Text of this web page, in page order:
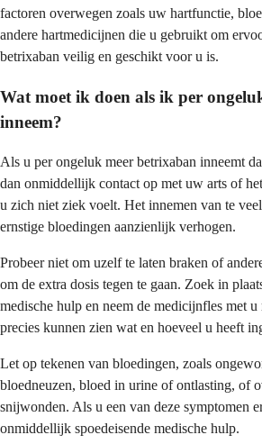
factoren overwegen zoals uw hartfunctie,
andere hartmedicijnen die u gebruikt om
betrixaban veilig en geschikt voor u is.
Wat moet ik doen als ik per
inneem?
Als u per ongeluk meer betrixaban inneemt
dan onmiddellijk contact op met uw arts of
u zich niet ziek voelt. Het innemen van te
ernstige bloedingen aanzienlijk verhogen.
Probeer niet om uzelf te laten braken of
om de extra dosis tegen te gaan. Zoek in
medische hulp en neem de medicijnfles met
precies kunnen zien wat en hoeveel u heeft
Let op tekenen van bloedingen, zoals
bloedneuzen, bloed in urine of ontlasting, of
snijwonden. Als u een van deze symptomen
onmiddellijk spoedeisende medische hulp.